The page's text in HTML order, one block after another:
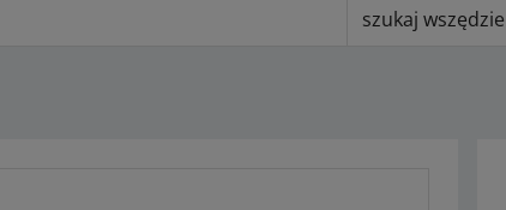
szukaj wszędzie